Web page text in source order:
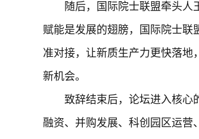
随后，国际院士联盟牵头
赋能是发展的翅膀，国际院士联
准对接，让新质生产力更快落地
新机会。
致辞结束后，论坛进入核心
融资、并购发展、科创园区运营